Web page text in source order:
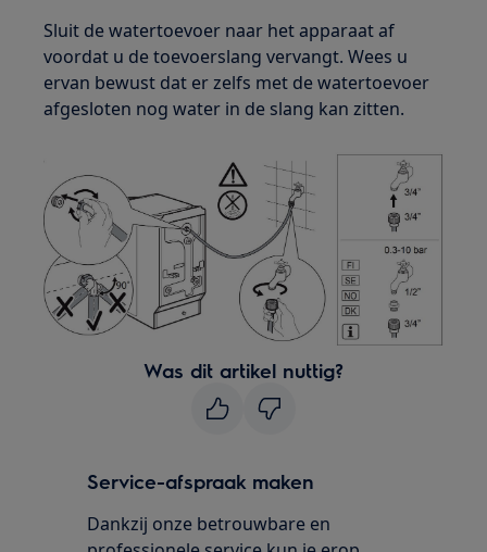
Sluit de watertoevoer naar het apparaat af
voordat u de toevoerslang vervangt. Wees u
ervan bewust dat er zelfs met de watertoevoer
afgesloten nog water in de slang kan zitten.
Was dit artikel nuttig?
Service-afspraak maken
Dankzij onze betrouwbare en